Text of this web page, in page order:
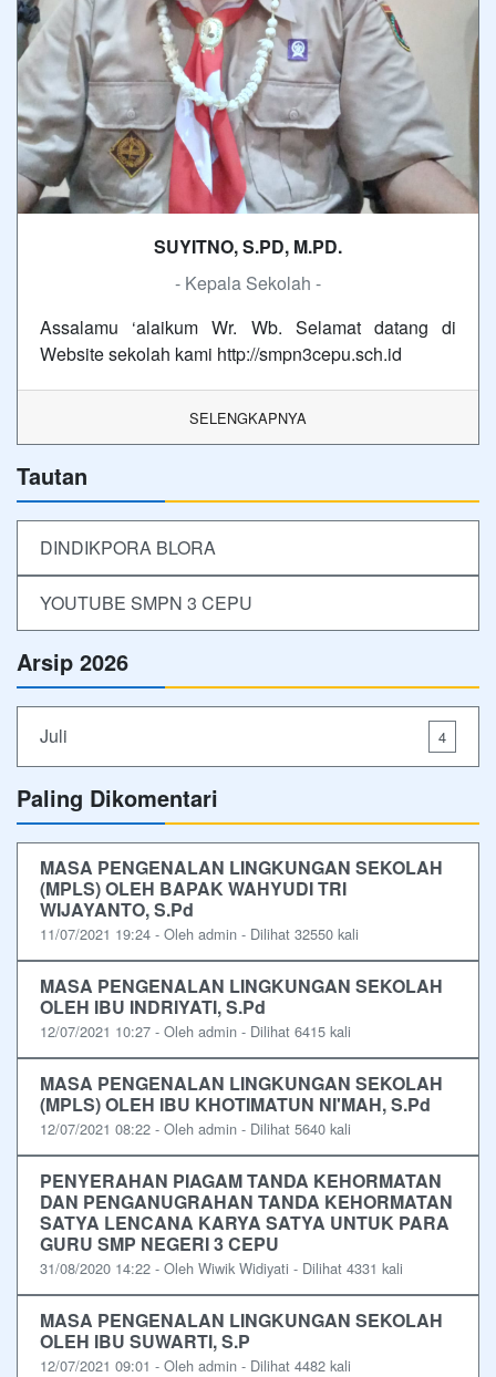
SUYITNO, S.PD, M.PD.
- Kepala Sekolah -
Assalamu ‘alaikum Wr. Wb. Selamat datang di
Website sekolah kami http://smpn3cepu.sch.id
SELENGKAPNYA
Tautan
DINDIKPORA BLORA
YOUTUBE SMPN 3 CEPU
Arsip 2026
Juli 4
Paling Dikomentari
MASA PENGENALAN LINGKUNGAN SEKOLAH
(MPLS) OLEH BAPAK WAHYUDI TRI
WIJAYANTO, S.Pd
11/07/2021 19:24 - Oleh admin - Dilihat 32550 kali
MASA PENGENALAN LINGKUNGAN SEKOLAH
OLEH IBU INDRIYATI, S.Pd
12/07/2021 10:27 - Oleh admin - Dilihat 6415 kali
MASA PENGENALAN LINGKUNGAN SEKOLAH
(MPLS) OLEH IBU KHOTIMATUN NI'MAH, S.Pd
12/07/2021 08:22 - Oleh admin - Dilihat 5640 kali
PENYERAHAN PIAGAM TANDA KEHORMATAN
DAN PENGANUGRAHAN TANDA KEHORMATAN
SATYA LENCANA KARYA SATYA UNTUK PARA
GURU SMP NEGERI 3 CEPU
31/08/2020 14:22 - Oleh Wiwik Widiyati - Dilihat 4331 kali
MASA PENGENALAN LINGKUNGAN SEKOLAH
OLEH IBU SUWARTI, S.P
12/07/2021 09:01 - Oleh admin - Dilihat 4482 kali